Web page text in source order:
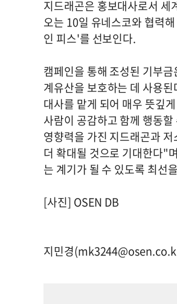
지드래곤은 홍보대사로서 세
오는 10일 유네스코와 협력
인 피스'를 선보인다.
캠페인을 통해 조성된 기부
계유산을 보호하는 데 사용
대사를 맡게 되어 매우 뜻깊
사람이 공감하고 함께 행동
영향력을 가진 지드래곤과
더 확대될 것으로 기대한다"
는 계기가 될 수 있도록 최선
[사진] OSEN DB
지민경(